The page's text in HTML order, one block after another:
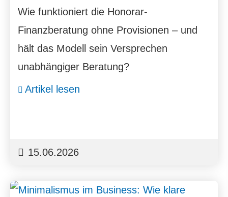
Wie funktioniert die Honorar-
Finanzberatung ohne Provisionen – und
hält das Modell sein Versprechen
unabhängiger Beratung?
Artikel lesen
15.06.2026